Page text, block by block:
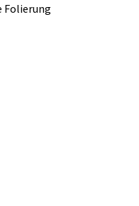
Folierung